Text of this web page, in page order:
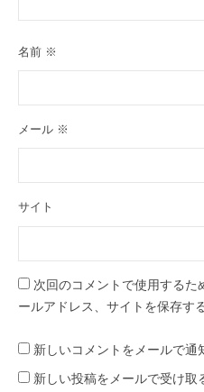
名前 ※
メール ※
サイト
次回のコメントで使用するた
ールアドレス、サイトを保存する
新しいコメントをメールで通
新しい投稿をメールで受け取